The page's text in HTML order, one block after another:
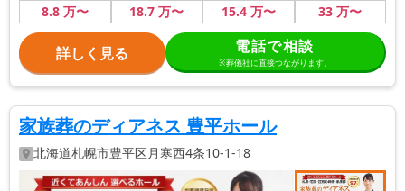
8.8万〜
18.7 万〜
15.4万〜
33 万〜
詳しく見る 電話で相談
※葬儀社に直接つながります。
家族葬のディアネス 豊平ホール
北海道札幌市豊平区月寒西4条10-1-18